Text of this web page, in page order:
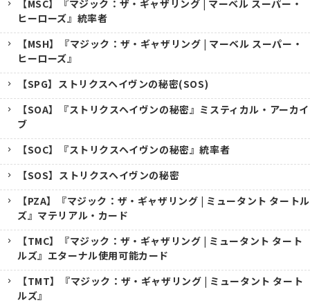
【MSC】『マジック：ザ・ギャザリング | マーベル スーパー・
ヒーローズ』統率者
【MSH】『マジック：ザ・ギャザリング | マーベル スーパー・
ヒーローズ』
【SPG】ストリクスヘイヴンの秘密(SOS)
【SOA】『ストリクスヘイヴンの秘密』ミスティカル・アーカイ
ブ
【SOC】『ストリクスヘイヴンの秘密』統率者
【SOS】ストリクスヘイヴンの秘密
【PZA】『マジック：ザ・ギャザリング | ミュータント タートル
ズ』マテリアル・カード
【TMC】『マジック：ザ・ギャザリング | ミュータント タート
ルズ』エターナル使用可能カード
【TMT】『マジック：ザ・ギャザリング | ミュータント タート
ルズ』